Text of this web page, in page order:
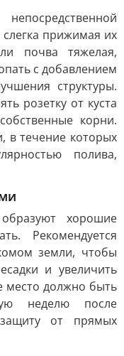
слегка прижимая их
почва тяжелая,
с добавлением
структуры.
розетку от куста
корни.
в течение которых
полива,
хорошие
Рекомендуется
земли, чтобы
и увеличить
место должно быть
неделю после
от прямых